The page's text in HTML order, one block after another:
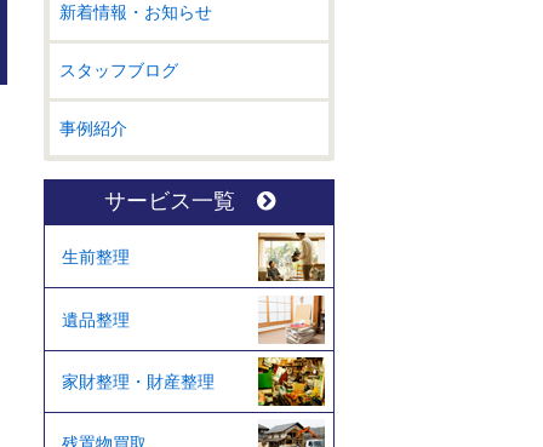
新着情報・お知らせ
スタッフブログ
事例紹介
サービス一覧
生前整理
遺品整理
家財整理・財産整理